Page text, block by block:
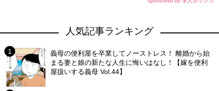
人気記事ランキング
義母の便利屋を卒業してノーストレス！ 離婚から始
まる妻と娘の新たな人生に悔いはなし！【嫁を便利
屋扱いする義母 Vol.44】